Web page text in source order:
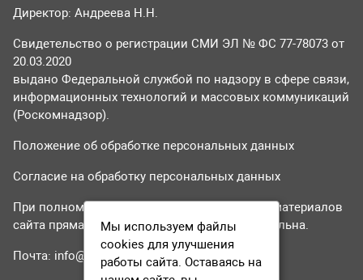
Директор: Андреева Н.Н.
Свидетельство о регистрации СМИ ЭЛ № ФС 77-78073 от
20.03.2020
выдано Федеральной службой по надзору в сфере связи,
информационных технологий и массовых коммуникаций
(Роскомнадзор).
Положение об обработке персональных данных
Согласие на обработку персональных данных
При полном или частичном использовании материалов
сайта прямая гиперссылка на tvr24.tv обязательна.
Почта: info@tvr24.tv
Мы используем файлы
cookies для улучшения
работы сайта. Оставаясь на